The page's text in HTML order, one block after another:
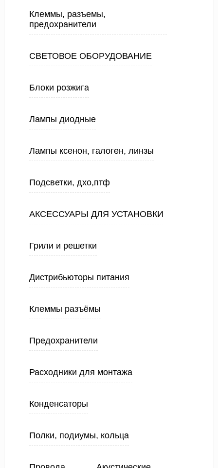
Клеммы, разъемы,
предохранители
СВЕТОВОЕ ОБОРУДОВАНИЕ
Блоки розжига
Лампы диодные
Лампы ксенон, галоген, линзы
Подсветки, дхо,птф
АКСЕССУАРЫ ДЛЯ УСТАНОВКИ
Грили и решетки
Дистрибьюторы питания
Клеммы разъёмы
Предохранители
Расходники для монтажа
Конденсаторы
Полки, подиумы, кольца